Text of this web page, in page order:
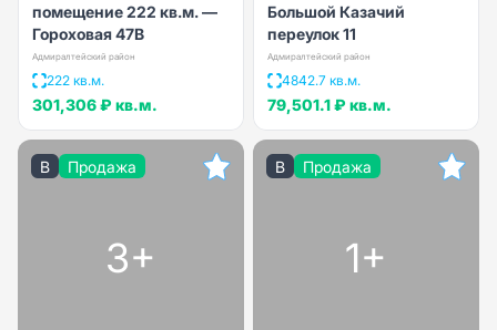
помещение 222 кв.м. —
Гороховая 47В
Адмиралтейский район
222 кв.м.
301,306 ₽ кв.м.
Большой Казачий
переулок 11
Адмиралтейский район
4842.7 кв.м.
79,501.1 ₽ кв.м.
B Продажа
3+
B Продажа
1+